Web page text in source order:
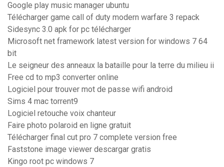
Google play music manager ubuntu
Télécharger game call of duty modern warfare 3 repack
Sidesync 3.0 apk for pc télécharger
Microsoft net framework latest version for windows 7 64
bit
Le seigneur des anneaux la bataille pour la terre du milieu ii
Free cd to mp3 converter online
Logiciel pour trouver mot de passe wifi android
Sims 4 mac torrent9
Logiciel retouche voix chanteur
Faire photo polaroid en ligne gratuit
Télécharger final cut pro 7 complete version free
Faststone image viewer descargar gratis
Kingo root pc windows 7